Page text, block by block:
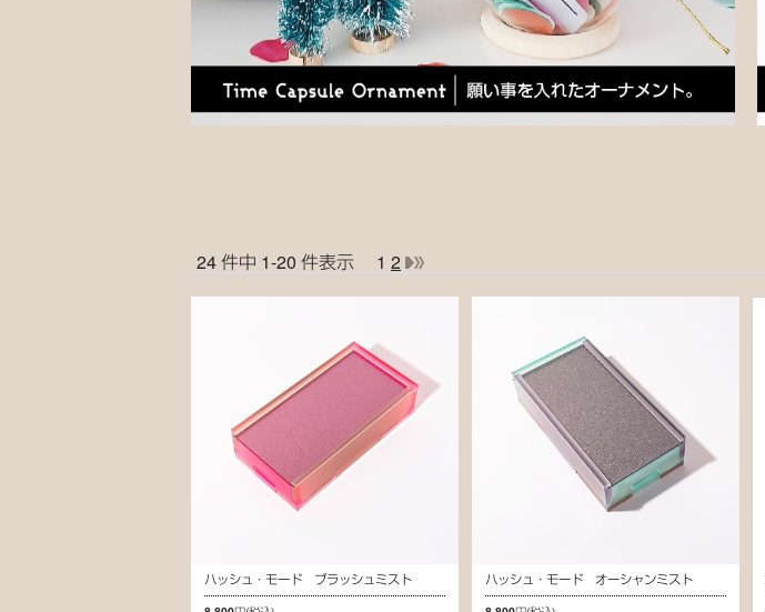
24 件中 1-20 件表示 1 2
ハッシュ・モード ブラッシュミスト ハッシュ・モード オーシャンミスト